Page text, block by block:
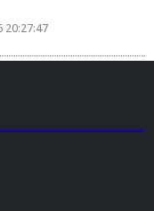
20:27:47